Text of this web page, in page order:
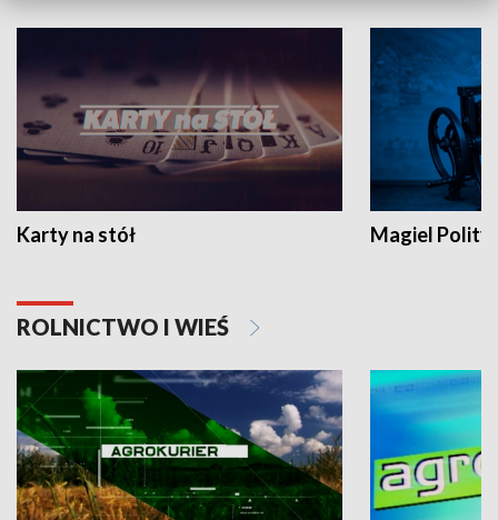
Karty na stół Magiel
ROLNICTWO I WIEŚ